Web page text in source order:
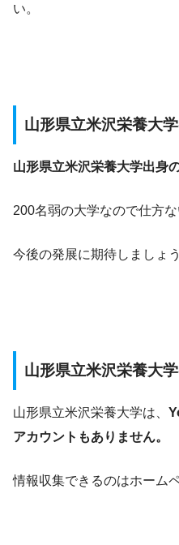
い。
山形県立米沢栄養大
山形県立米沢栄養大学出身
200名弱の大学なので仕方な
今後の発展に期待しましょう
山形県立米沢栄養大
山形県立米沢栄養大学は、
アカウントもありません。
情報収集できるのはホーム